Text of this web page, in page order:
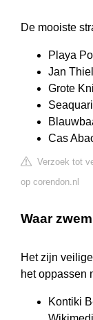
De mooiste
Playa
Jan
Grote
Cas
Verzoek tot
op corendon.nl
Waar
Het zijn
het oppassen
Kontiki